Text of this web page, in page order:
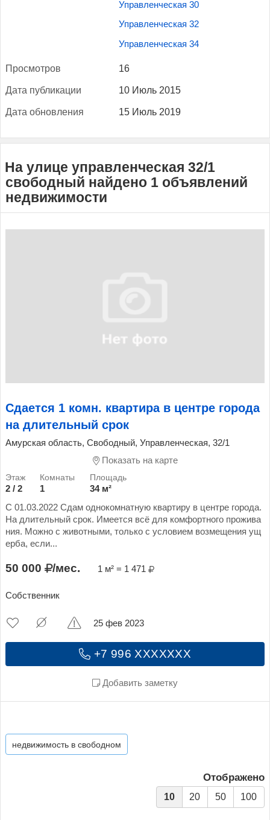
Управленческая 30
Управленческая 32
Управленческая 34
Прос­мотров 16
Да­та пуб­ли­кации 10 Июль 2015
Да­та об­новле­ния 15 Июль 2019
На улице управленческая 32/1
свободный найдено 1 объявлений
недвижимости
Сдается 1 комн. квартира в центре города
на длительный срок
Амурская область, Свободный, Управленческая, 32/1
Показать на карте
2 / 2 1
34 м²
С 01.03.2022 Сдам однокомнатную квартиру в центре города.
На длительный срок. Имеется всё для комфортного прожива
ния. Можно с животными, только с условием возмещения ущ
ерба, если...
50 000 /мес. 1 м² = 1 471
Собственник
+7 996 XXXXXXX
Добавить заметку
25 фев 2023
недвижимость в свободном
Отображено
10 20 50 100